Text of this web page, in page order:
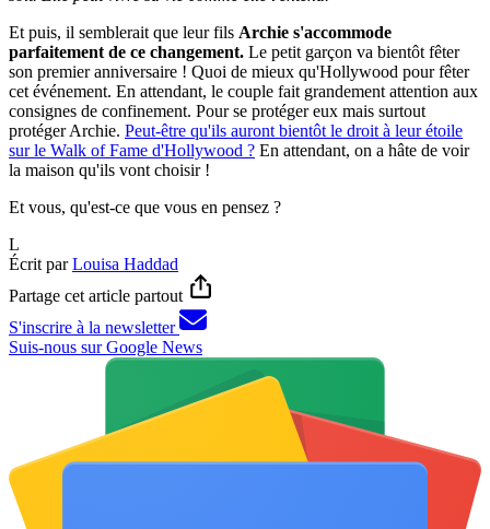
Et puis, il semblerait que leur fils Archie s'accommode
parfaitement de ce changement. Le petit garçon va bientôt fêter
son premier anniversaire ! Quoi de mieux qu'Hollywood pour fêter
cet événement. En attendant, le couple fait grandement attention aux
consignes de confinement. Pour se protéger eux mais surtout
protéger Archie. Peut-être qu'ils auront bientôt le droit à leur étoile
sur le Walk of Fame d'Hollywood ? En attendant, on a hâte de voir
la maison qu'ils vont choisir !
Et vous, qu'est-ce que vous en pensez ?
L
Écrit parLouisa Haddad
Partage cet article partout
S'inscrire à la newsletter
Suis-nous sur Google News